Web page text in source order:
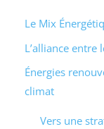
Le Mix
L’alliance entre
Énergies
climat
Vers une